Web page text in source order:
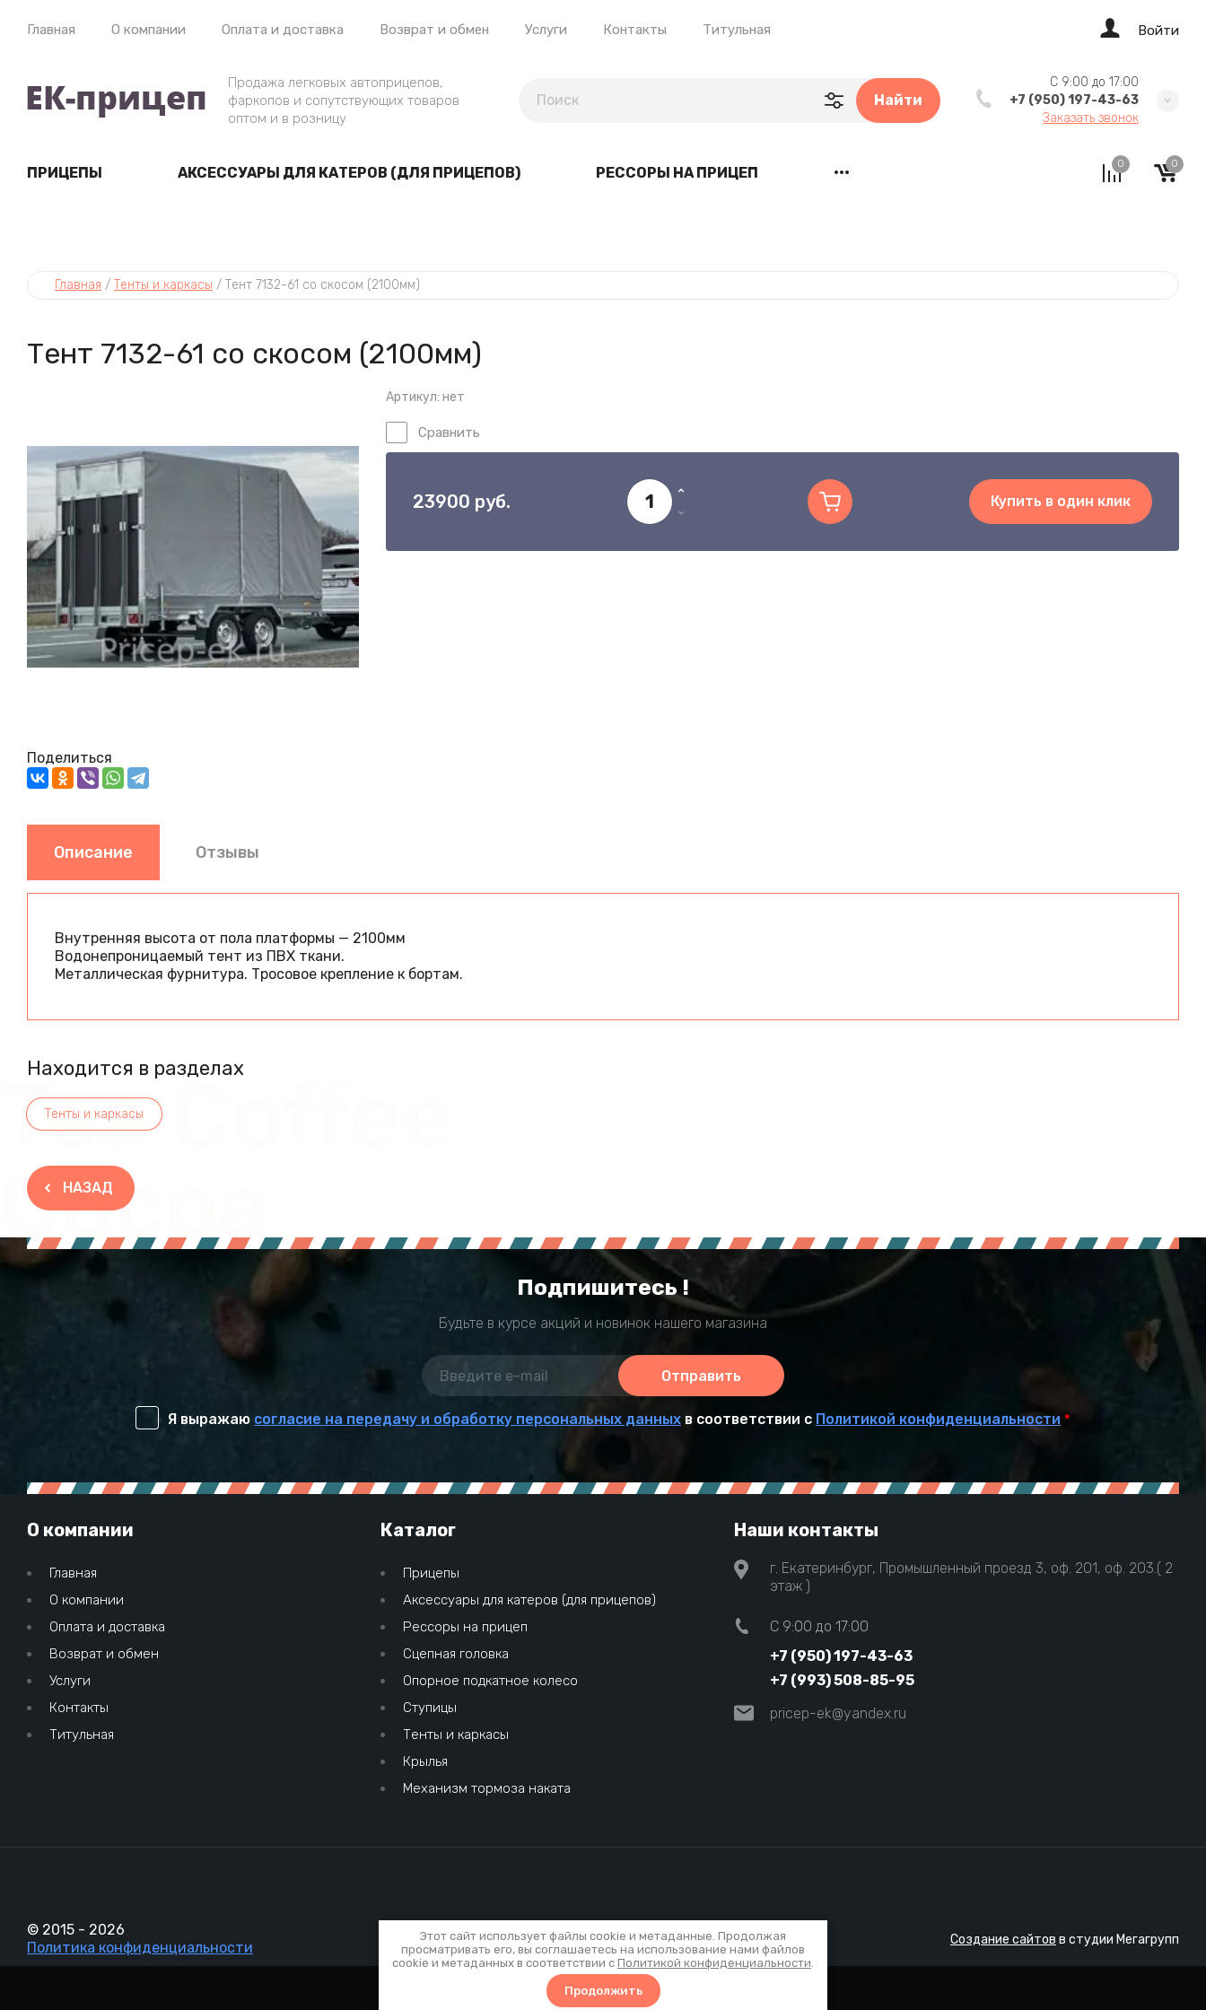
Главная О компании Оплата и доставка Возврат и обмен Услуги Контакты Титульная Войти
Продажа легковых автоприцепов,
фаркопов и сопутствующих товаров
оптом и в розницу
Найти
C 9:00 до 17:00
+7 (950) 197-43-63
Заказать звонок
ПРИЦЕПЫ АКСЕССУАРЫ ДЛЯ КАТЕРОВ (ДЛЯ ПРИЦЕПОВ) РЕССОРЫ НА ПРИЦЕП •••
0 0
Tea
Главная / Тенты и каркасы / Тент 7132-61 со скосом (2100мм)
Тент 7132-61 со скосом (2100мм)
Поделиться
Артикул: нет
Сравнить
23900 руб. Купить в один клик
Описание Отзывы
Внутренняя высота от пола платформы — 2100мм
Водонепроницаемый тент из ПВХ ткани.
Металлическая фурнитура. Тросовое крепление к бортам.
Находится в разделах
Тенты и каркасы
НАЗАД
Сравнение 0
Tea Coffee
Cocoa
Подпишитесь !
Будьте в курсе акций и новинок нашего магазина
Я выражаю согласие на передачу и обработку персональных данных в соответствии с Политикой конфиденциальности *
Отправить
О компании
Главная
О компании
Оплата и доставка
Возврат и обмен
Услуги
Контакты
Титульная
Каталог
Прицепы
Аксессуары для катеров (для прицепов)
Рессоры на прицеп
Сцепная головка
Опорное подкатное колесо
Ступицы
Тенты и каркасы
Крылья
Механизм тормоза наката
Наши контакты
г. Екатеринбург, Промышленный проезд 3, оф. 201, оф. 203.( 2
этаж )
C 9:00 до 17:00
+7 (950) 197-43-63
+7 (993) 508-85-95
pricep-ek@yandex.ru
© 2015 - 2026
Политика конфиденциальности
Создание сайтов в студии Мегагрупп
Этот сайт использует файлы cookie и метаданные. Продолжая
просматривать его, вы соглашаетесь на использование нами файлов
cookie и метаданных в соответствии с Политикой конфиденциальности.
Продолжить